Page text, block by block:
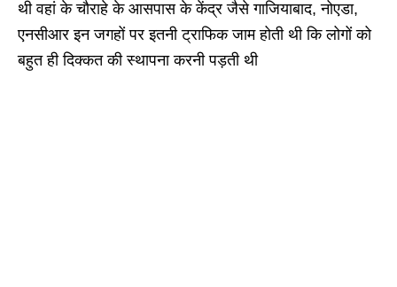
थी वहां के चौराहे के आसपास के केंद्र जैसे गाजियाबाद, नोएडा,
एनसीआर इन जगहों पर इतनी ट्राफिक जाम होती थी कि लोगों को
बहुत ही दिक्कत की स्थापना करनी पड़ती थी